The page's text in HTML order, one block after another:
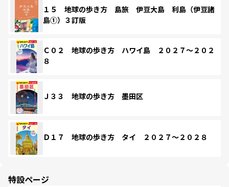
１５ 地球の歩き方 島旅 伊豆大島 利島（伊豆諸
島①）３訂版
Ｃ０２ 地球の歩き方 ハワイ島 ２０２７～２０２
８
Ｊ３３ 地球の歩き方 墨田区
Ｄ１７ 地球の歩き方 タイ ２０２７～２０２８
特設ページ